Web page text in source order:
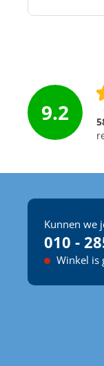
9.2
Kunnen we
010 -
Winkel is